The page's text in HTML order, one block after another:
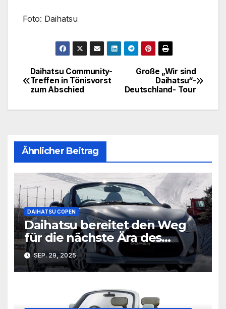
Foto: Daihatsu
Beitragsnavigation
Große „Wir sind
Daihatsu“-
Deutschland- Tour
Daihatsu Community-
Treffen in Tönisvorst
zum Abschied
Ähnlicher Beitrag
DAIHATSU COPEN
Daihatsu bereitet den Weg
für die nächste Ära des
COPEN
SEP. 29, 2025